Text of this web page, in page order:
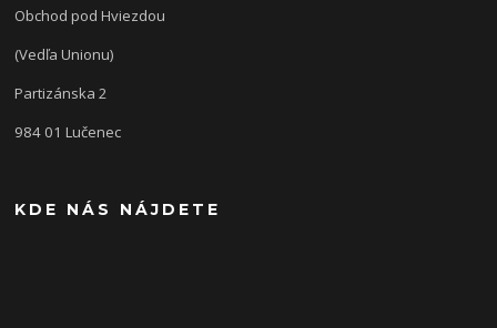
Obchod pod Hviezdou
(Vedľa Unionu)
Partizánska 2
984 01 Lučenec
KDE NÁS NÁJDETE